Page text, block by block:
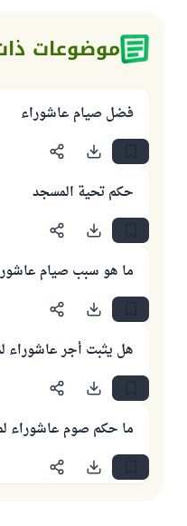
موضوعات
فضل صيام عاشوراء
حكم تحية المسجد
ما هو سبب صيام
هل يثبت أجر عاشوراء
ما حكم صوم عاشوراء